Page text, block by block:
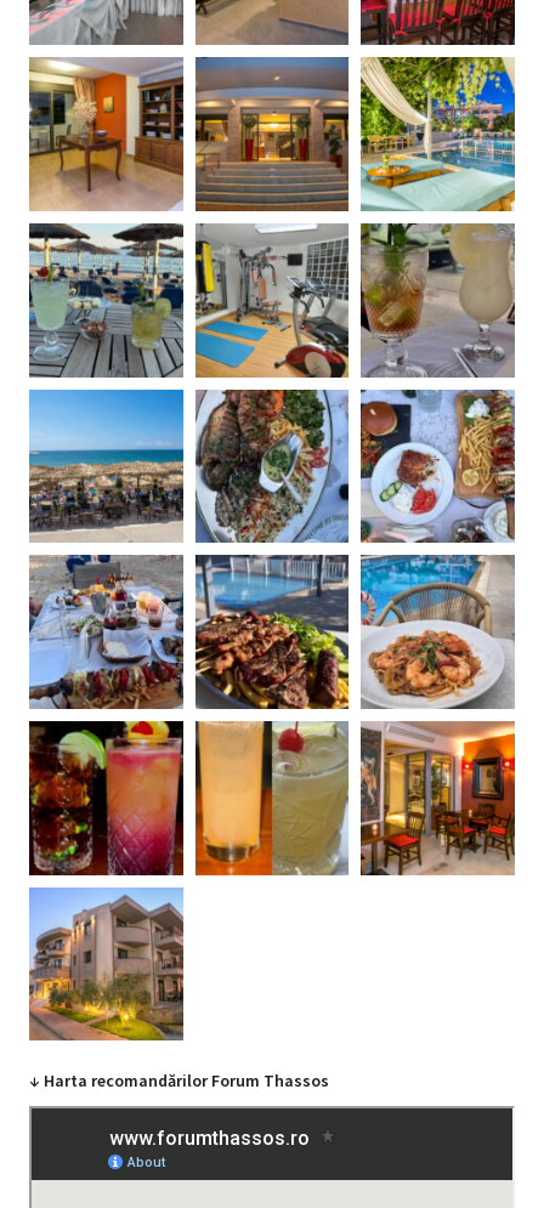
↓ Harta recomandărilor Forum Thassos